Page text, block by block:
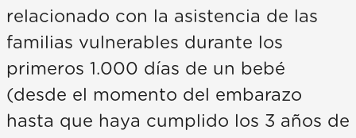
relacionado con la asistencia de las
familias vulnerables durante los
primeros 1.000 días de un bebé
(desde el momento del embarazo
hasta que haya cumplido los 3 años de